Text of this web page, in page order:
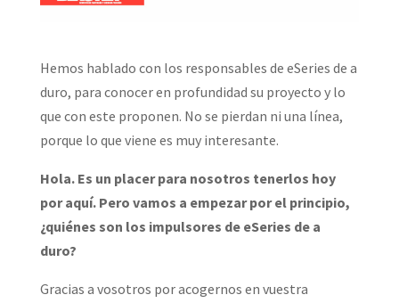
Hemos hablado con los responsables de eSeries de a
duro, para conocer en profundidad su proyecto y lo
que con este proponen. No se pierdan ni una línea,
porque lo que viene es muy interesante.
Hola. Es un placer para nosotros tenerlos hoy
por aquí. Pero vamos a empezar por el principio,
¿quiénes son los impulsores de eSeries de a
duro?
Gracias a vosotros por acogernos en vuestra